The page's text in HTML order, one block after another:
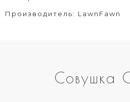
Производитель: LawnFawn
Совушка